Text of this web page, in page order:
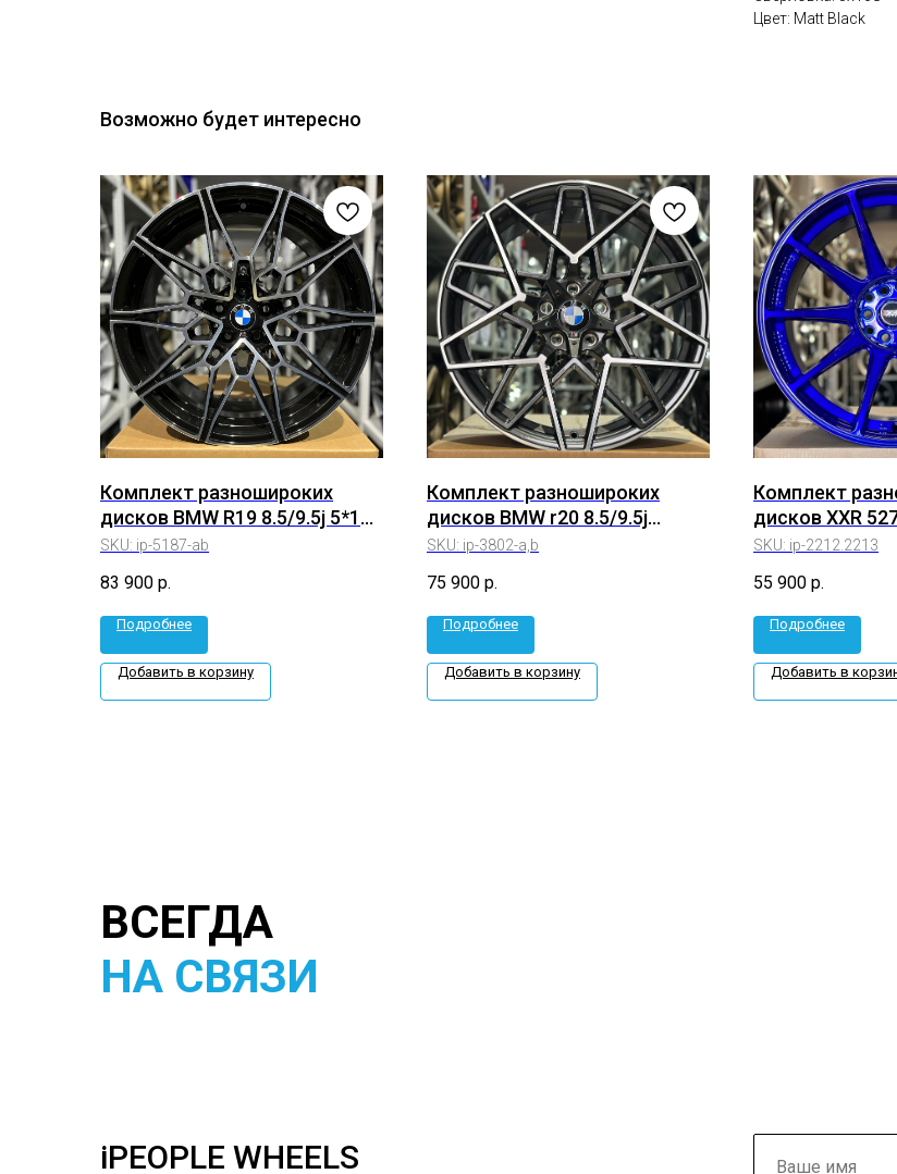
Цвет: Matt Black
Возможно будет интересно
Комплект разношироких
дисков BMW R19 8.5/9.5j 5*112
(ip-5187-ab)
SKU: ip-5187-ab
83 900 р.
Подробнее
Добавить в корзину
Комплект разношироких
дисков BMW r20 8.5/9.5j
ET+35/+40 5*120 (ip-3802-a,b)
SKU: ip-3802-a,b
75 900 р.
Подробнее
Добавить в корзину
Комплект
дисков XXR
5*114.3/5*100
SKU: ip-2212.2213
55 900 р.
Подробнее
Добавить в
ВСЕГДА
НА СВЯЗИ
iPEOPLE WHEELS